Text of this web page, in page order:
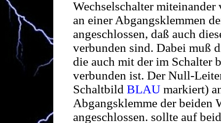
Wechselschalter
an einer Abgangsklemmen
angeschlossen, daß auch
verbunden sind. Dabei muß
die auch mit der im
verbunden ist. Der Null-
Schaltbild BLAUmarkiert)
Abgangsklemme der beiden
angeschlossen. sollte auf